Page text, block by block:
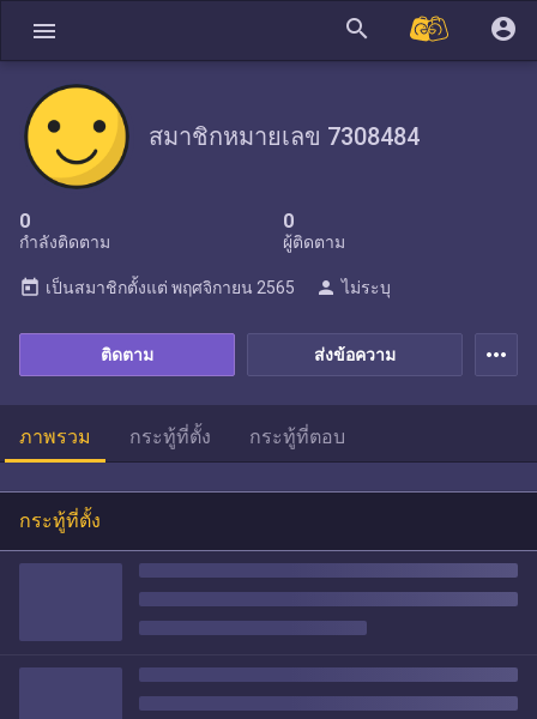
menu search account_circle
สมาชิกหมายเลข 7308484
0
กำลังติดตาม
0
ผู้ติดตาม
ส่งข้อความ
ติดตาม
today เป็นสมาชิกตั้งแต่ พฤศจิกายน 2565 person ไม่ระบุ
more_horiz
ภาพรวม กระทู้ที่ตั้ง กระทู้ที่ตอบ
กระทู้ที่ตั้ง